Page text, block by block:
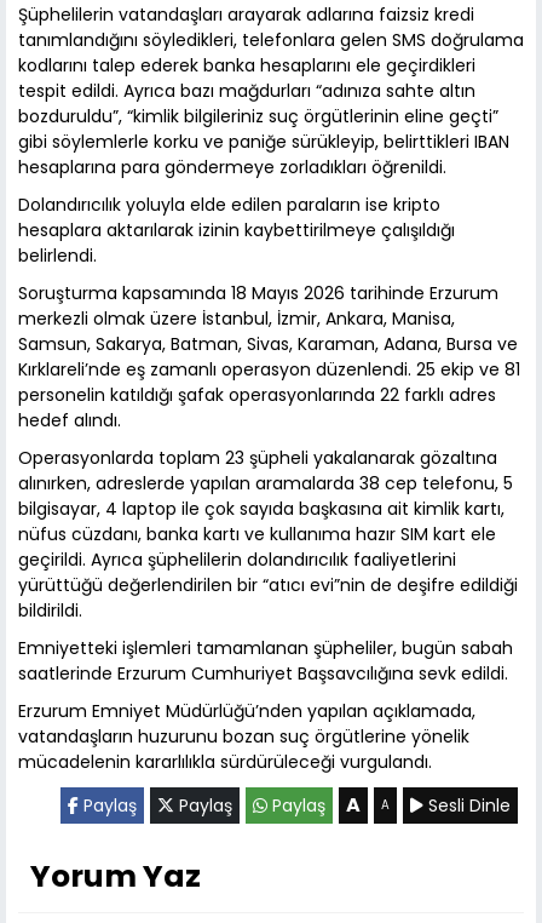
Şüphelilerin vatandaşları arayarak adlarına faizsiz kredi
tanımlandığını söyledikleri, telefonlara gelen SMS doğrulama
kodlarını talep ederek banka hesaplarını ele geçirdikleri
tespit edildi. Ayrıca bazı mağdurları “adınıza sahte altın
bozduruldu”, “kimlik bilgileriniz suç örgütlerinin eline geçti”
gibi söylemlerle korku ve paniğe sürükleyip, belirttikleri IBAN
hesaplarına para göndermeye zorladıkları öğrenildi.
Dolandırıcılık yoluyla elde edilen paraların ise kripto
hesaplara aktarılarak izinin kaybettirilmeye çalışıldığı
belirlendi.
Soruşturma kapsamında 18 Mayıs 2026 tarihinde Erzurum
merkezli olmak üzere İstanbul, İzmir, Ankara, Manisa,
Samsun, Sakarya, Batman, Sivas, Karaman, Adana, Bursa ve
Kırklareli’nde eş zamanlı operasyon düzenlendi. 25 ekip ve 81
personelin katıldığı şafak operasyonlarında 22 farklı adres
hedef alındı.
Operasyonlarda toplam 23 şüpheli yakalanarak gözaltına
alınırken, adreslerde yapılan aramalarda 38 cep telefonu, 5
bilgisayar, 4 laptop ile çok sayıda başkasına ait kimlik kartı,
nüfus cüzdanı, banka kartı ve kullanıma hazır SIM kart ele
geçirildi. Ayrıca şüphelilerin dolandırıcılık faaliyetlerini
yürüttüğü değerlendirilen bir “atıcı evi”nin de deşifre edildiği
bildirildi.
Emniyetteki işlemleri tamamlanan şüpheliler, bugün sabah
saatlerinde Erzurum Cumhuriyet Başsavcılığına sevk edildi.
Erzurum Emniyet Müdürlüğü’nden yapılan açıklamada,
vatandaşların huzurunu bozan suç örgütlerine yönelik
mücadelenin kararlılıkla sürdürüleceği vurgulandı.
Paylaş
Paylaş Paylaş A A Sesli Dinle
Yorum Yaz